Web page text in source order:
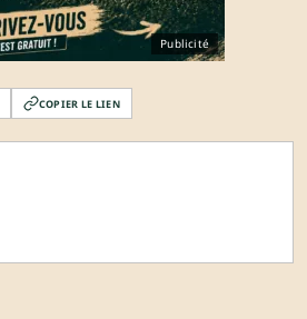
Publicité
COPIER LE LIEN